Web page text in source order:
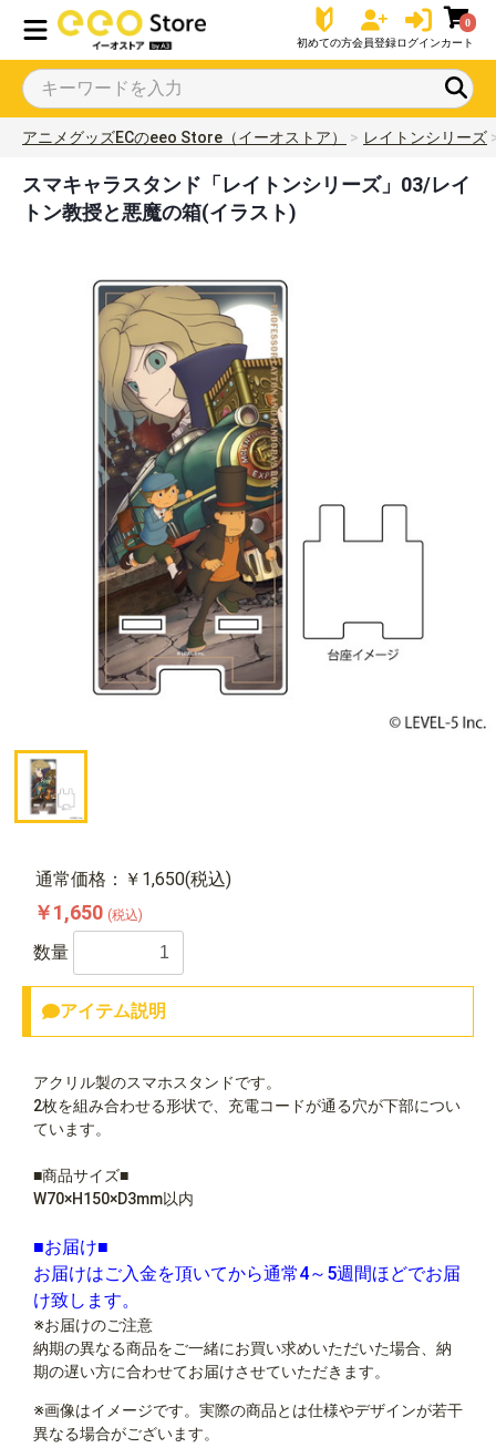
初めての方会員登録ログイン
0
カート
アニメグッズECのeeo Store（イーオストア） レイトンシリーズ
スマキャラスタンド「レイトンシリーズ」03/レイ
トン教授と悪魔の箱(イラスト)
通常価格：￥1,650(税込)
￥1,650 (税込)
数量
アイテム説明
アクリル製のスマホスタンドです。
2枚を組み合わせる形状で、充電コードが通る穴が下部につい
ています。
■商品サイズ■
W70×H150×D3mm以内
■お届け■
お届けはご入金を頂いてから通常4～5週間ほどでお届
け致します。
※お届けのご注意
納期の異なる商品をご一緒にお買い求めいただいた場合、納
期の遅い方に合わせてお届けさせていただきます。
※画像はイメージです。実際の商品とは仕様やデザインが若干
異なる場合がございます。